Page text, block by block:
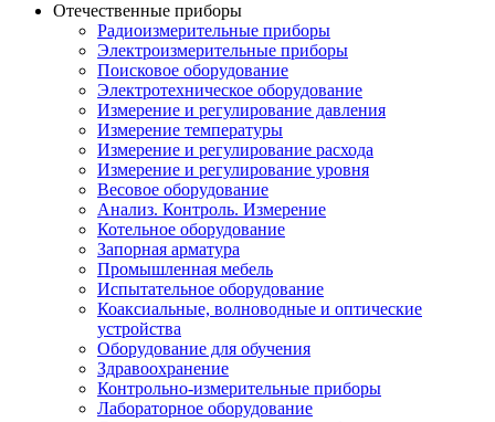
Отечественные приборы
Радиоизмерительные приборы
Электроизмерительные приборы
Поисковое оборудование
Электротехническое оборудование
Измерение и регулирование давления
Измерение температуры
Измерение и регулирование расхода
Измерение и регулирование уровня
Весовое оборудование
Анализ. Контроль. Измерение
Котельное оборудование
Запорная арматура
Промышленная мебель
Испытательное оборудование
Коаксиальные, волноводные и оптические
устройства
Оборудование для обучения
Здравоохранение
Контрольно-измерительные приборы
Лабораторное оборудование